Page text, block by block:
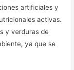
artificiales y
activas.
y verduras de
ya que se